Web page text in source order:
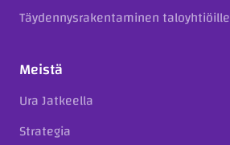
Täydennysrakentaminen taloyhtiöille
Meistä
Ura Jatkeella
Strategia